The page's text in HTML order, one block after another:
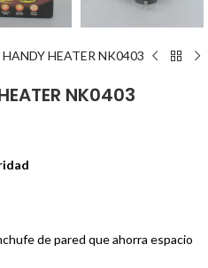
HEATER NK0403
NK0403
de pared que ahorra espacio